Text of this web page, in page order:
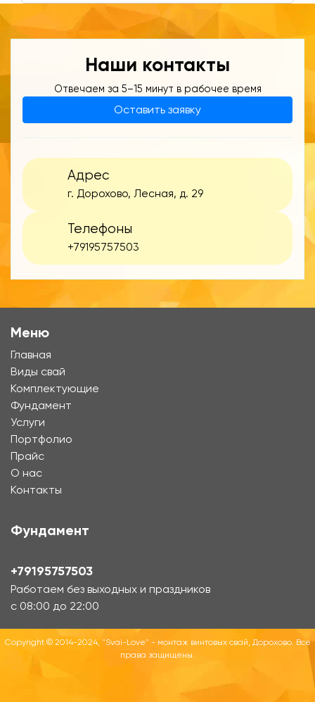
Наши контакты
Отвечаем за 5–15 минут в рабочее время
Оставить заявку
Адрес
г. Дорохово, Лесная, д. 29
Телефоны
+79195757503
Меню
Главная
Виды свай
Комплектующие
Фундамент
Услуги
Портфолио
Прайс
О нас
Контакты
Фундамент
+79195757503
Работаем без выходных и праздников
с 08:00 до 22:00
Copyright © 2014-2024, "Svai-Love" - монтаж винтовых свай, Дорохово. Все
права защищены.